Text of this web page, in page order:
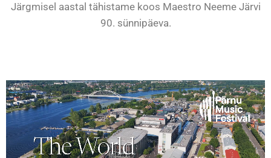
Järgmisel aastal tähistame koos Maestro Neeme Järvi
90. sünnipäeva.